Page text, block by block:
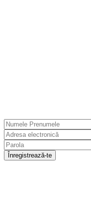
Înregistrează-te